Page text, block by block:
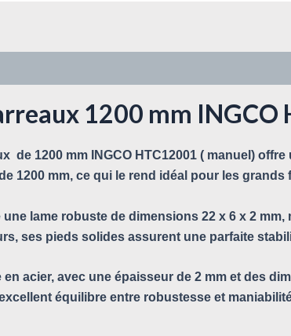
1200 mm INGCO
de 1200 mm INGCO HTC12001 ( manuel)
1200 mm, ce qui le rend idéal pour les
une lame robuste de dimensions 22 x 6 x 2
ses pieds solides assurent une parfaite
en acier, avec une épaisseur de 2 mm et des
équilibre entre robustesse et